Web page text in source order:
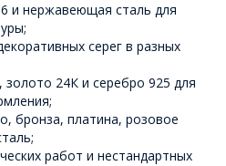
и нержавеющая сталь для
серег в разных
24К и серебро 925 для
бронза, платина, розовое
работ и нестандартных